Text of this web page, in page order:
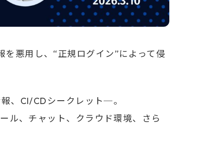
悪用し、“正規ログイン”によって侵
、CI/CDシークレット─。
ル、チャット、クラウド環境、さら